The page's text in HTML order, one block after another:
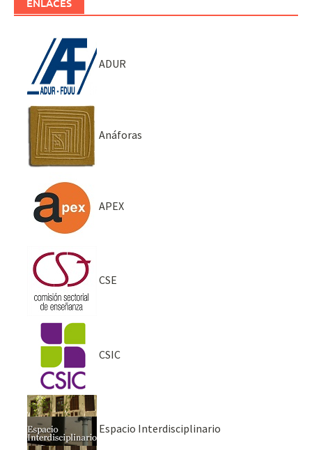
ENLACES
ADUR
Anáforas
APEX
CSE
CSIC
Espacio Interdisciplinario